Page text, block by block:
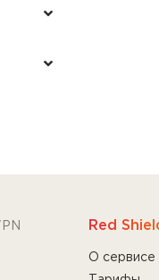
Red
О сервисе